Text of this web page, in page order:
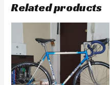
Related products